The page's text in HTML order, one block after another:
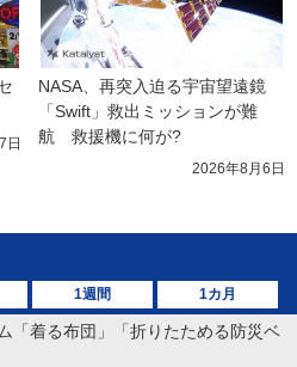
日
NASA、再突入迫る宇宙望遠鏡
「Swift」救出ミッションが難
航　救援機に何が?
2026年8月6日
1週間 1カ月
「着る布団」「折りたためる防災ベ